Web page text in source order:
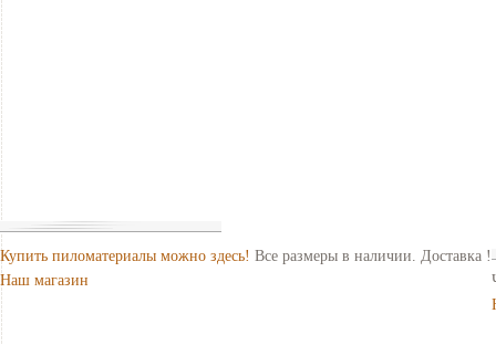
Купить пиломатериалы можно здесь! Все размеры в наличии. Доставка !
Наш магазин